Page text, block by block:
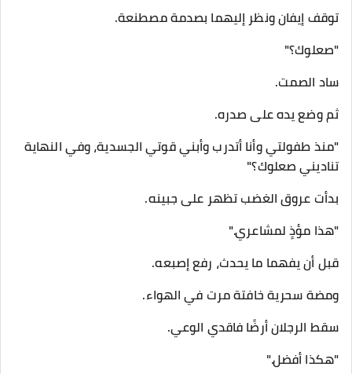
توقف إيفان ونظر إليهما بصدمة مصطنعة.
"صعلوك؟"
ساد الصمت.
ثم وضع يده على صدره.
"منذ طفولتي وأنا أتدرب وأبني قوتي الجسدية، وفي النهاية
تناديني صعلوك؟"
بدأت عروق الغضب تظهر على جبينه.
"هذا مؤذٍ لمشاعري."
قبل أن يفهما ما يحدث، رفع إصبعه.
ومضة سحرية خافتة مرت في الهواء.
سقط الرجلان أرضًا فاقدي الوعي.
"هكذا أفضل."